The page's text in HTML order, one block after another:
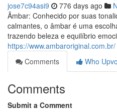
jose7c94asi9 776 days ago
Âmbar: Conhecido por suas
calmantes, o âmbar é uma
trazendo beleza e equilíbrio
https://www.ambaroriginal.com.br/
Comments
Who
Comments
Submit a Comment